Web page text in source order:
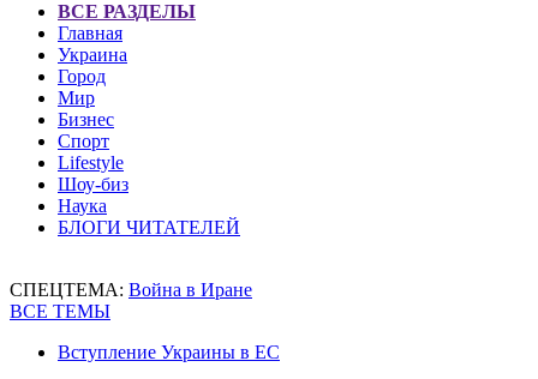
ВСЕ РАЗДЕЛЫ
Главная
Украина
Город
Мир
Бизнес
Спорт
Lifestyle
Шоу-биз
Наука
БЛОГИ ЧИТАТЕЛЕЙ
СПЕЦТЕМА: Война в Иране
ВСЕ ТЕМЫ
Вступление Украины в ЕС